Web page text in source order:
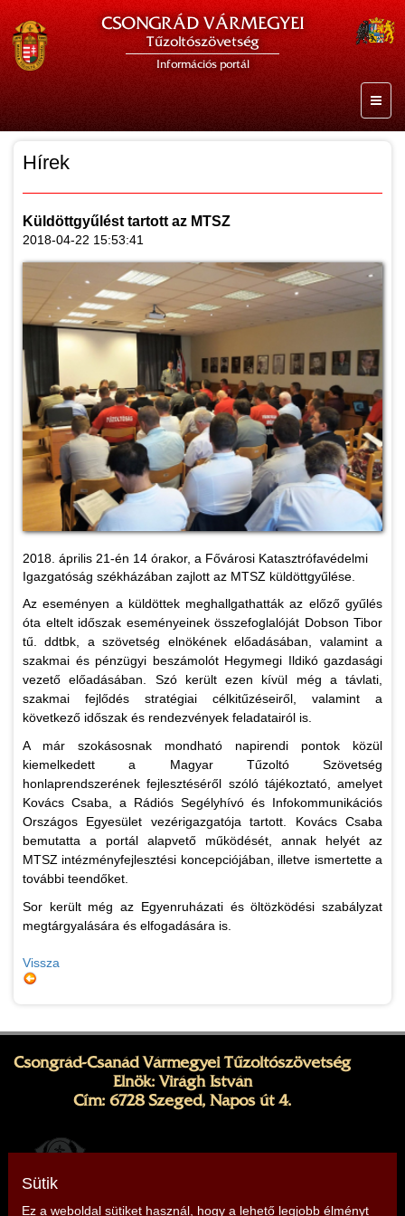
CSONGRÁD VÁRMEGYEI
Tűzoltószövetség
Információs portál
Hírek
Küldöttgyűlést tartott az MTSZ
2018-04-22 15:53:41
2018. április 21-én 14 órakor, a Fővárosi Katasztrófavédelmi
Igazgatóság székházában zajlott az MTSZ küldöttgyűlése.
Az eseményen a küldöttek meghallgathatták az előző gyűlés
óta eltelt időszak eseményeinek összefoglalóját Dobson Tibor
tű. ddtbk, a szövetség elnökének előadásában, valamint a
szakmai és pénzügyi beszámolót Hegymegi Ildikó gazdasági
vezető előadásában. Szó került ezen kívül még a távlati,
szakmai fejlődés stratégiai célkitűzéseiről, valamint a
következő időszak és rendezvények feladatairól is.
A már szokásosnak mondható napirendi pontok közül
kiemelkedett a Magyar Tűzoltó Szövetség
honlaprendszerének fejlesztéséről szóló tájékoztató, amelyet
Kovács Csaba, a Rádiós Segélyhívó és Infokommunikációs
Országos Egyesület vezérigazgatója tartott. Kovács Csaba
bemutatta a portál alapvető működését, annak helyét az
MTSZ intézményfejlesztési koncepciójában, illetve ismertette a
további teendőket.
Sor került még az Egyenruházati és öltözködési szabályzat
megtárgyalására és elfogadására is.
Vissza
Csongrád-Csanád Vármegyei Tűzoltószövetség
Elnök: Virágh István
Cím: 6728 Szeged, Napos út 4.
Sütik
Ez a weboldal sütiket használ, hogy a lehető legjobb élményt